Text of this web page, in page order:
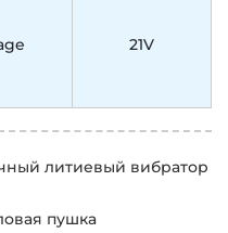
21V
литиевый вибратор
пушка